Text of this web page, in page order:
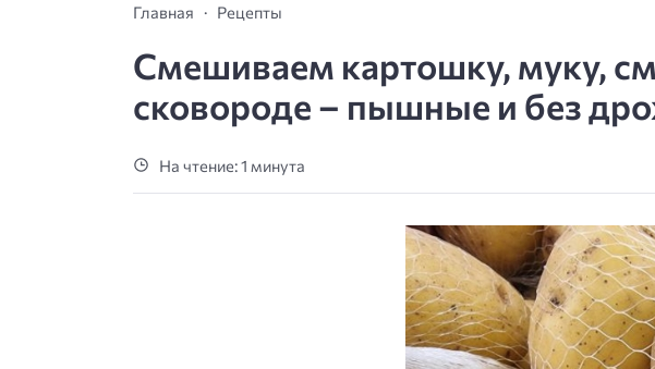
Главная Рецепты
Смешиваем картошку, муку,
сковороде – пышные и без
На чтение: 1 минута